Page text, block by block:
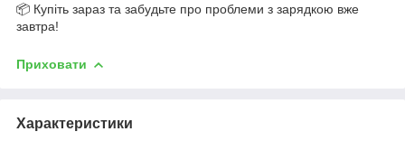
📦 Купіть зараз та забудьте про проблеми з зарядкою вже
завтра!
Приховати
Характеристики